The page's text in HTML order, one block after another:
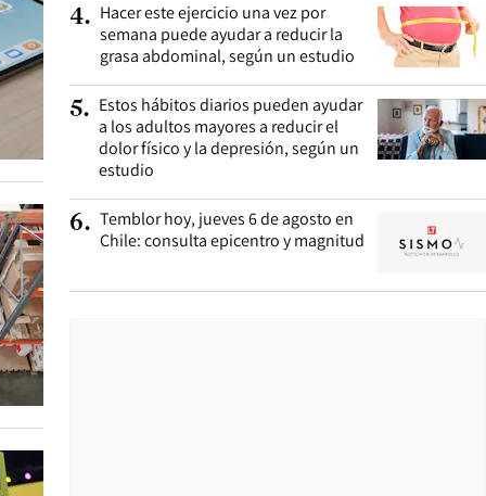
4. Hacer este ejercicio una vez por
semana puede ayudar a reducir la
grasa abdominal, según un estudio
5. Estos hábitos diarios pueden ayudar
a los adultos mayores a reducir el
dolor físico y la depresión, según un
estudio
6. Temblor hoy, jueves 6 de agosto en
Chile: consulta epicentro y magnitud